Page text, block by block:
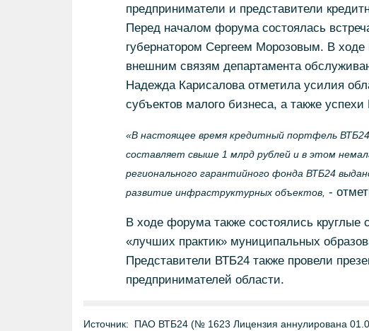
предприниматели и представители
Перед началом форума состоялась
губернатором Сергеем Морозовым. В ходе
внешним связям департамента
Надежда Карисалова отметила усилия
субъектов малого бизнеса, а также
«В настоящее время кредитный портфель ВТБ24
составляет свыше 1 млрд рублей и в этом
регионального гарантийного фонда ВТБ24
развитие инфраструктурных объектов, -
В ходе форума также состоялись
«лучших практик» муниципальных
Представители ВТБ24 также провели
предпринимателей области.
Источник:
ПАО ВТБ24 (№ 1623 Лицензия аннулирована